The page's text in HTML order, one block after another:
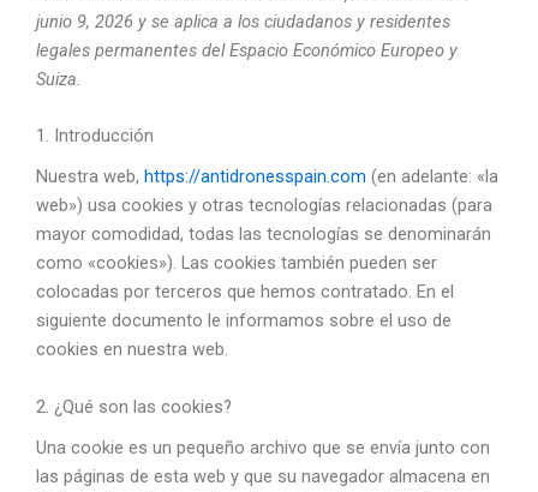
junio 9, 2026 y se aplica a los ciudadanos y residentes
legales permanentes del Espacio Económico Europeo y
Suiza.
1. Introducción
Nuestra web, https://antidronesspain.com (en adelante: «la
web») usa cookies y otras tecnologías relacionadas (para
mayor comodidad, todas las tecnologías se denominarán
como «cookies»). Las cookies también pueden ser
colocadas por terceros que hemos contratado. En el
siguiente documento le informamos sobre el uso de
cookies en nuestra web.
2. ¿Qué son las cookies?
Una cookie es un pequeño archivo que se envía junto con
las páginas de esta web y que su navegador almacena en